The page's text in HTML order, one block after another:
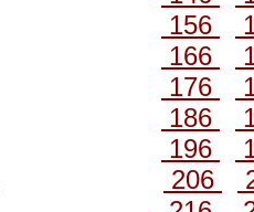
156
166
176
186
196
206